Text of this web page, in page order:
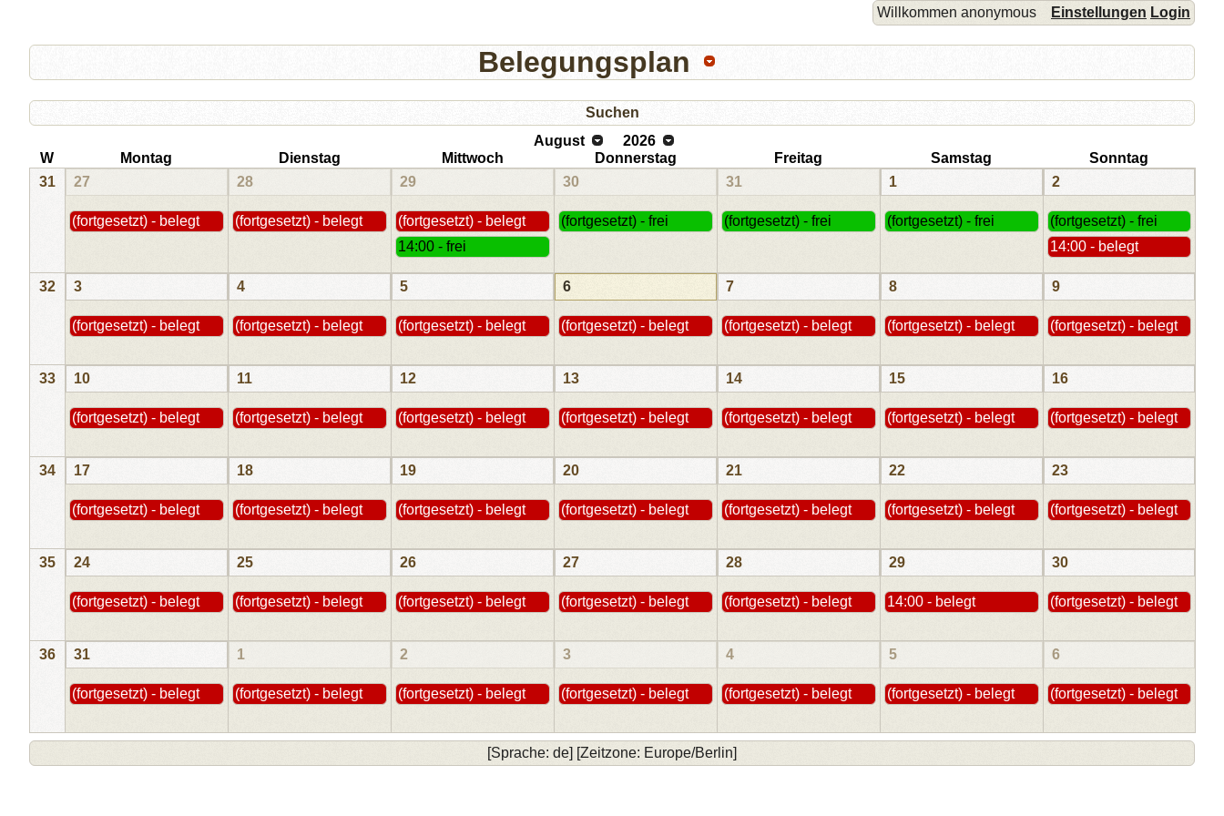
Willkommen anonymous Einstellungen Login
Belegungsplan
Suchen
August
2026
W
Montag Dienstag Mittwoch Donnerstag Freitag Samstag
Sonntag
31
27
(fortgesetzt) - belegt
28
(fortgesetzt) - belegt
29
(fortgesetzt) - belegt
14:00 - frei
30
(fortgesetzt) - frei
31
(fortgesetzt) - frei
1
(fortgesetzt) - frei
2
(fortgesetzt) - frei
14:00 - belegt
32 3
(fortgesetzt) - belegt
4
(fortgesetzt) - belegt
5
(fortgesetzt) - belegt
6
(fortgesetzt) - belegt
7
(fortgesetzt) - belegt
8
(fortgesetzt) - belegt
9
(fortgesetzt) - belegt
33 10
(fortgesetzt) - belegt
11
(fortgesetzt) - belegt
12
(fortgesetzt) - belegt
13
(fortgesetzt) - belegt
14
(fortgesetzt) - belegt
15
(fortgesetzt) - belegt
16
(fortgesetzt) - belegt
34 17
(fortgesetzt) - belegt
18
(fortgesetzt) - belegt
19
(fortgesetzt) - belegt
20
(fortgesetzt) - belegt
21
(fortgesetzt) - belegt
22
(fortgesetzt) - belegt
23
(fortgesetzt) - belegt
35 24
(fortgesetzt) - belegt
25
(fortgesetzt) - belegt
26
(fortgesetzt) - belegt
27
(fortgesetzt) - belegt
28
(fortgesetzt) - belegt
29
14:00 - belegt
30
(fortgesetzt) - belegt
36 31
(fortgesetzt) - belegt
1
(fortgesetzt) - belegt
2
(fortgesetzt) - belegt
3
(fortgesetzt) - belegt
4
(fortgesetzt) - belegt
5
(fortgesetzt) - belegt
6
(fortgesetzt) - belegt
[Sprache: de] [Zeitzone: Europe/Berlin]